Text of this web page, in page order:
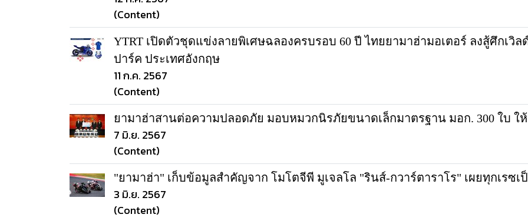
(Content)
YTRT เปิดตัวชุดแข่งลายพิเศษฉลองครบรอบ 60 ปี ไทยยามาฮ่ามอเตอร์ ลงสู้ศึกเ
ปาร์ค ประเทศอังกฤษ
11 ก.ค. 2567
(Content)
ยามาฮ่าสานต่อความปลอดภัย มอบหมวกนิรภัยขนาดเล็กมาตรฐาน มอก. 300 ใบ
7 มิ.ย. 2567
(Content)
"ยามาฮ่า" เก็บข้อมูลสำคัญจาก โมโตจีพี มูเจลโล "รินส์-กวาร์ตาราโร" เผยทุกเรซ
3 มิ.ย. 2567
(Content)